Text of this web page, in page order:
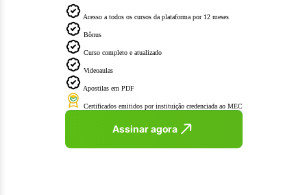
Acesso a todos os cursos da plataforma por 12 meses
Bônus
Curso completo e atualizado
Videoaulas
Apostilas em PDF
Certificados emitidos por instituição credenciada ao MEC
Assinar agora